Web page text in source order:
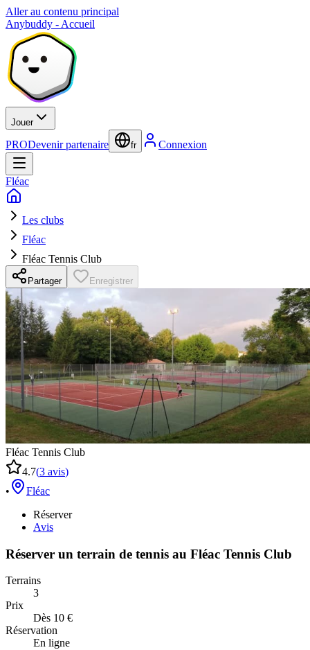
Aller au contenu principal
Anybuddy - Accueil
Jouer
PRODevenir partenaire fr Connexion
Fléac
Les clubs
Fléac
Fléac Tennis Club
Partager Enregistrer
Fléac Tennis Club
4.7(3 avis)
•
Fléac
Réserver
Avis
Réserver un terrain de tennis au Fléac Tennis Club
Terrains
3
Prix
Dès 10 €
Réservation
En ligne